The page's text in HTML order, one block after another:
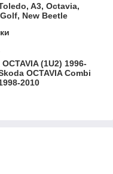
A3, Octavia,
New Beetle
(1U2) 1996-
OCTAVIA Combi
2010